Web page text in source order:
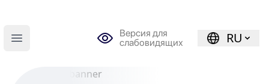
Open main menu
Версия для
слабовидящих
RU